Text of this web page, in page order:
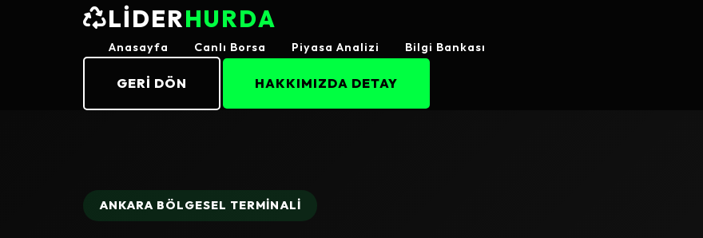
LİDERHURDA
Anasayfa Canlı Borsa Piyasa Analizi Bilgi Bankası
GERI DÖN HAKKIMIZDA DETAY
ANKARA BÖLGESEL TERMİNALİ